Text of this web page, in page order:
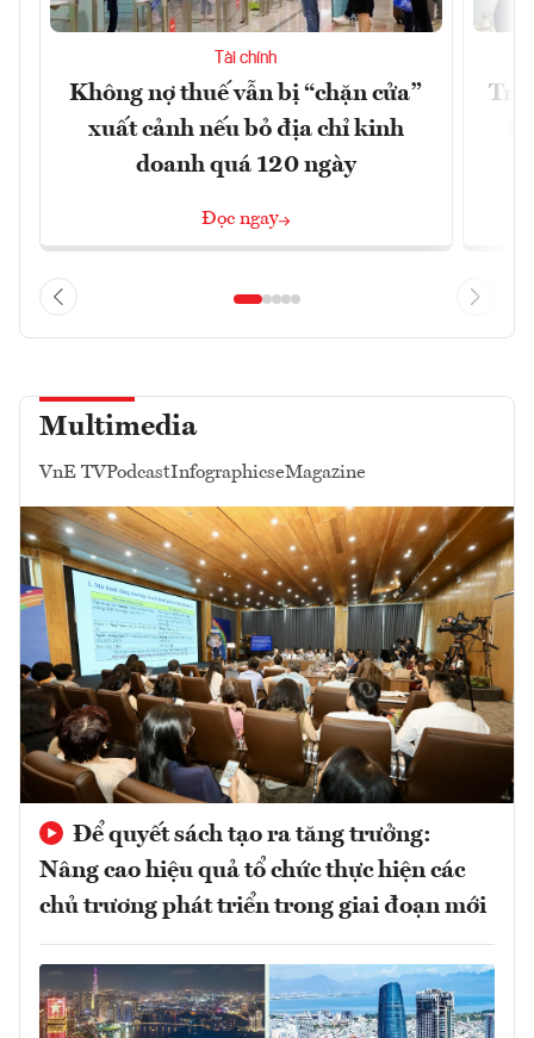
Tài chính
Không nợ thuế vẫn bị “chặn cửa”
xuất cảnh nếu bỏ địa chỉ kinh
doanh quá 120 ngày
Đọc ngay
Multimedia
VnE TVPodcastInfographicseMagazine
Để quyết sách tạo ra tăng trưởng:
Nâng cao hiệu quả tổ chức thực hiện các
chủ trương phát triển trong giai đoạn mới